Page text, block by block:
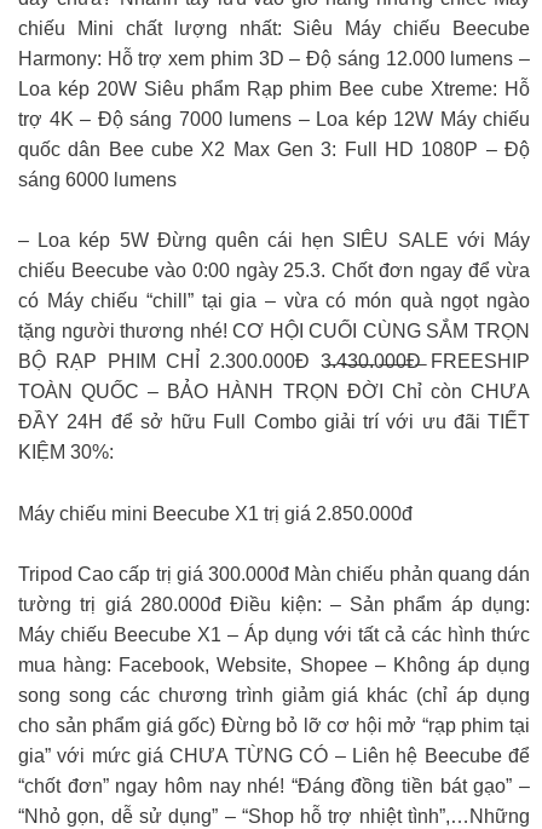
chiếu Mini chất lượng nhất: Siêu Máy chiếu Beecube
Harmony: Hỗ trợ xem phim 3D – Độ sáng 12.000 lumens –
Loa kép 20W Siêu phẩm Rạp phim Bee cube Xtreme: Hỗ
trợ 4K – Độ sáng 7000 lumens – Loa kép 12W Máy chiếu
quốc dân Bee cube X2 Max Gen 3: Full HD 1080P – Độ
sáng 6000 lumens
– Loa kép 5W Đừng quên cái hẹn SIÊU SALE với Máy
chiếu Beecube vào 0:00 ngày 25.3. Chốt đơn ngay để vừa
có Máy chiếu “chill” tại gia – vừa có món quà ngọt ngào
tặng người thương nhé! CƠ HỘI CUỐI CÙNG SẮM TRỌN
BỘ RẠP PHIM CHỈ 2.300.000Đ 3̶.4̶3̶0̶.0̶0̶0̶Đ̶ FREESHIP
TOÀN QUỐC – BẢO HÀNH TRỌN ĐỜI Chỉ còn CHƯA
ĐẦY 24H để sở hữu Full Combo giải trí với ưu đãi TIẾT
KIỆM 30%:
Máy chiếu mini Beecube X1 trị giá 2.850.000đ
Tripod Cao cấp trị giá 300.000đ Màn chiếu phản quang dán
tường trị giá 280.000đ Điều kiện: – Sản phẩm áp dụng:
Máy chiếu Beecube X1 – Áp dụng với tất cả các hình thức
mua hàng: Facebook, Website, Shopee – Không áp dụng
song song các chương trình giảm giá khác (chỉ áp dụng
cho sản phẩm giá gốc) Đừng bỏ lỡ cơ hội mở “rạp phim tại
gia” với mức giá CHƯA TỪNG CÓ – Liên hệ Beecube để
“chốt đơn” ngay hôm nay nhé! “Đáng đồng tiền bát gạo” –
“Nhỏ gọn, dễ sử dụng” – “Shop hỗ trợ nhiệt tình”,…Những